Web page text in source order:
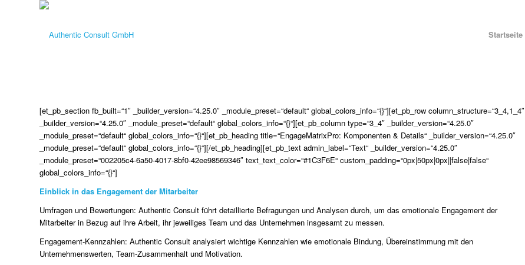
Startseite
[et_pb_section fb_built=“1″ _builder_version=“4.25.0″ _module_preset=“default“ global_colors_info=“{}“][et_pb_row column_structure=“3_4,1_4″
_builder_version=“4.25.0″ _module_preset=“default“ global_colors_info=“{}“][et_pb_column type=“3_4″ _builder_version=“4.25.0″
_module_preset=“default“ global_colors_info=“{}“][et_pb_heading title=“EngageMatrixPro: Komponenten & Details“ _builder_version=“4.25.0″
_module_preset=“default“ global_colors_info=“{}“][/et_pb_heading][et_pb_text admin_label=“Text“ _builder_version=“4.25.0″
_module_preset=“002205c4-6a50-4017-8bf0-42ee98569346″ text_text_color=“#1C3F6E“ custom_padding=“0px|50px|0px||false|false“
global_colors_info=“{}“]
Einblick in das Engagement der Mitarbeiter
Umfragen und Bewertungen: Authentic Consult führt detaillierte Befragungen und Analysen durch, um das emotionale Engagement der
Mitarbeiter in Bezug auf ihre Arbeit, ihr jeweiliges Team und das Unternehmen insgesamt zu messen.
Engagement-Kennzahlen: Authentic Consult analysiert wichtige Kennzahlen wie emotionale Bindung, Übereinstimmung mit den
Unternehmenswerten, Team-Zusammenhalt und Motivation.